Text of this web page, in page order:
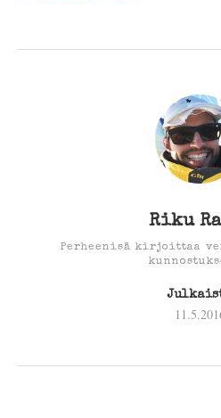
Riku
Perheenisä kirjoittaa